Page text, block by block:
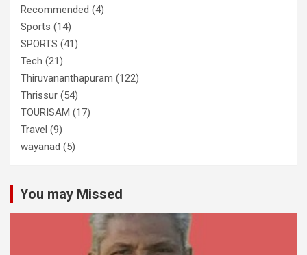
Recommended (4)
Sports (14)
SPORTS (41)
Tech (21)
Thiruvananthapuram (122)
Thrissur (54)
TOURISAM (17)
Travel (9)
wayanad (5)
You may Missed